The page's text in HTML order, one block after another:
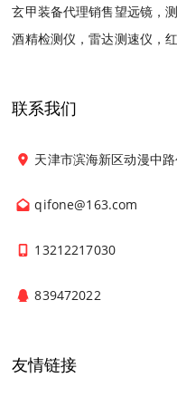
玄甲装备代理销售望远镜，
酒精检测仪，雷达测速仪，
联系我们
天津市滨海新区动漫中
qifone@163.com
13212217030
839472022
友情链接